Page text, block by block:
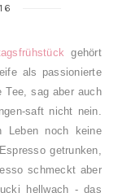
gehört
als passionierte
Tee, sag aber auch
saft nicht nein.
Leben noch keine
getrunken,
schmeckt aber
hellwach - das